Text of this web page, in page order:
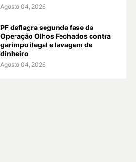
Agosto 04, 2026
PF deflagra segunda fase da
Operação Olhos Fechados contra
garimpo ilegal e lavagem de
dinheiro
Agosto 04, 2026